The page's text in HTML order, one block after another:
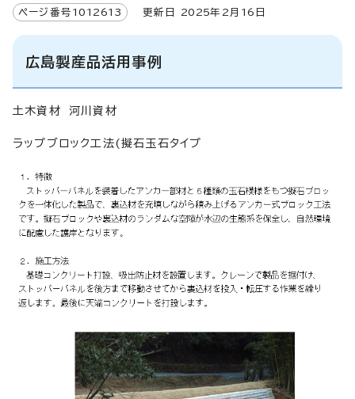
ページ番号 1012613 更新日 2025年2月 16 日
広島製産品活用事例
土木資材 河川資材
ラップブロック工法(擬石玉石タイプ